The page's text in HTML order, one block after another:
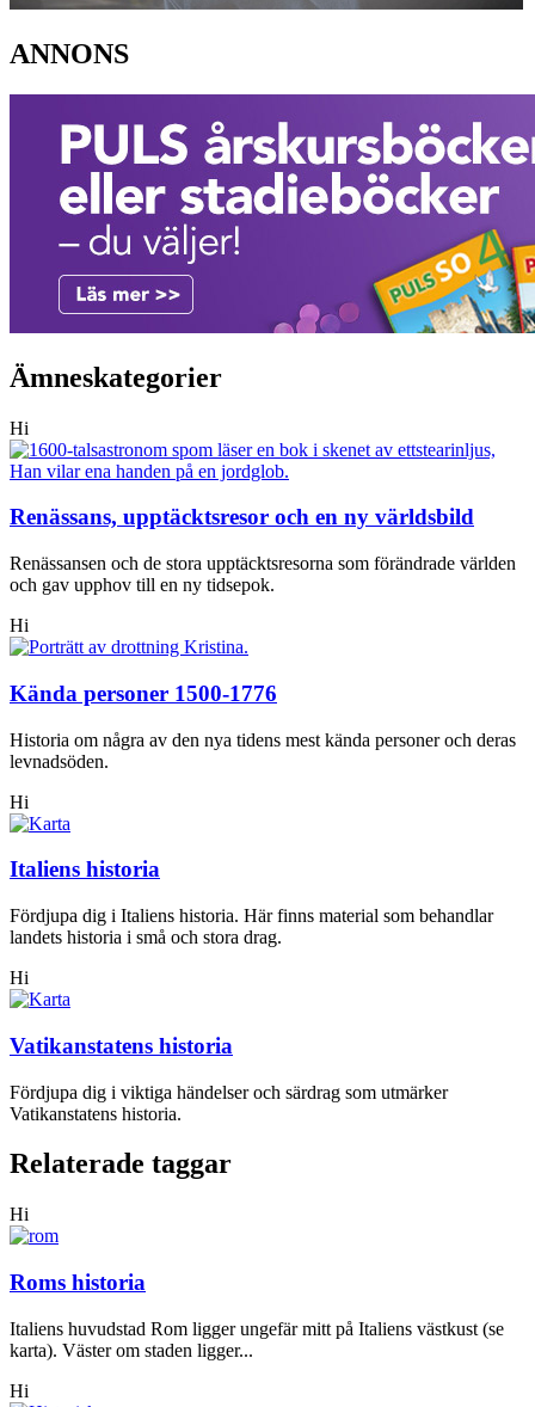
ANNONS
Ämneskategorier
Hi
Renässans, upptäcktsresor och en ny världsbild
Renässansen och de stora upptäcktsresorna som förändrade världen
och gav upphov till en ny tidsepok.
Hi
Kända personer 1500-1776
Historia om några av den nya tidens mest kända personer och deras
levnadsöden.
Hi
Italiens historia
Fördjupa dig i Italiens historia. Här finns material som behandlar
landets historia i små och stora drag.
Hi
Vatikanstatens historia
Fördjupa dig i viktiga händelser och särdrag som utmärker
Vatikanstatens historia.
Relaterade taggar
Hi
Roms historia
Italiens huvudstad Rom ligger ungefär mitt på Italiens västkust (se
karta). Väster om staden ligger...
Hi